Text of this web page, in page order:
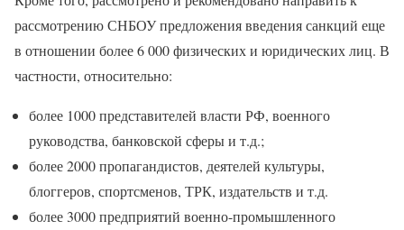
рассмотрению СНБОУ предложения введения санкций еще
в отношении более 6 000 физических и юридических лиц. В
частности, относительно:
более 1000 представителей власти РФ, военного
руководства, банковской сферы и т.д.;
более 2000 пропагандистов, деятелей культуры,
блоггеров, спортсменов, ТРК, издательств и т.д.
более 3000 предприятий военно-промышленного